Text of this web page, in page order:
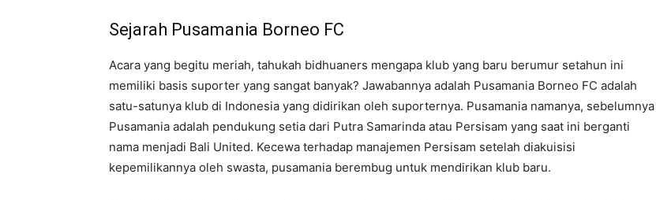
Sejarah Pusamania Borneo FC
Acara yang begitu meriah, tahukah bidhuaners mengapa klub yang baru berumur setahun ini
memiliki basis suporter yang sangat banyak? Jawabannya adalah Pusamania Borneo FC adalah
satu-satunya klub di Indonesia yang didirikan oleh suporternya. Pusamania namanya, sebelumnya
Pusamania adalah pendukung setia dari Putra Samarinda atau Persisam yang saat ini berganti
nama menjadi Bali United. Kecewa terhadap manajemen Persisam setelah diakuisisi
kepemilikannya oleh swasta, pusamania berembug untuk mendirikan klub baru.